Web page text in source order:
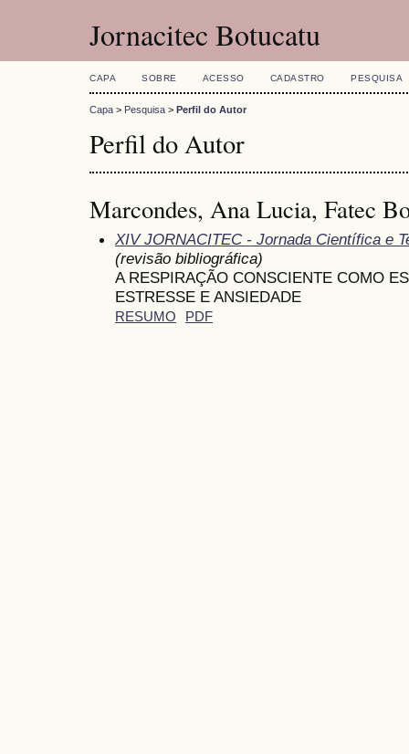
Jornacitec Botucatu
CAPA SOBRE ACESSO CADASTRO PESQUISA
Capa > Pesquisa > Perfil do Autor
Perfil do Autor
Marcondes, Ana Lucia, Fatec
XIV JORNACITEC - Jornada Científica e
(revisão bibliográfica)
A RESPIRAÇÃO CONSCIENTE COMO
ESTRESSE E ANSIEDADE
RESUMO PDF